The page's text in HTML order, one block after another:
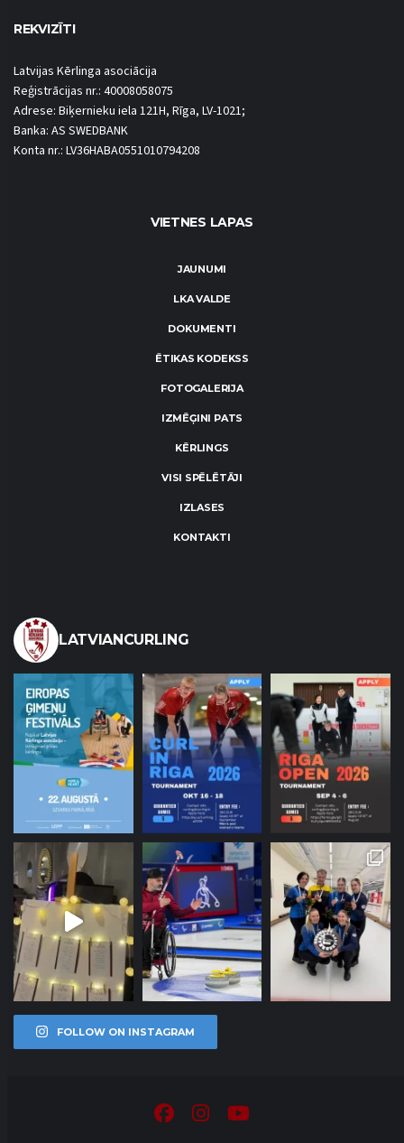
REKVIZĪTI
Latvijas Kērlinga asociācija
Reģistrācijas nr.: 40008058075
Adrese: Biķernieku iela 121H, Rīga, LV-1021;
Banka: AS SWEDBANK
Konta nr.: LV36HABA0551010794208
VIETNES LAPAS
JAUNUMI
LKA VALDE
DOKUMENTI
ĒTIKAS KODEKSS
FOTOGALERIJA
IZMĒĢINI PATS
KĒRLINGS
VISI SPĒLĒTĀJI
IZLASES
KONTAKTI
LATVIANCURLING
FOLLOW ON INSTAGRAM